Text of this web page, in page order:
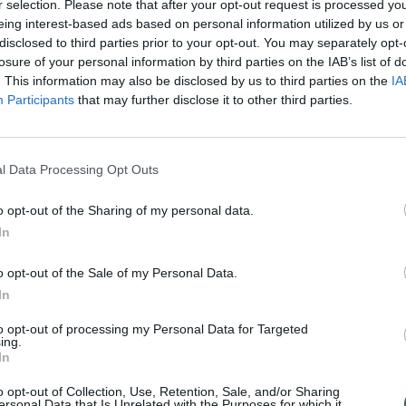
selection. Please note that after your opt-out request is processed
interest-based ads based on personal information utilized by us
to third parties prior to your opt-out. You may separately
of your personal information by third parties on the IAB’s list of
This information may also be disclosed by us to third parties on the
Participants that may further disclose it to other third parties.
Data Processing Opt Outs
opt-out of the Sharing of my personal data.
opt-out of the Sale of my Personal Data.
opt-out of processing my Personal Data for Targeted
opt-out of Collection, Use, Retention, Sale, and/or Sharing
Visi įrašai
00:05:25
K. Prunskienės brolis prisiminė jaudinančią
akimirką prieš mirtį: „Tai buvo simbolinis
Žinios | Lietuvos diena
Mėsainių mėgėjus kviečia nepražiopsoti
paruošimo būdą